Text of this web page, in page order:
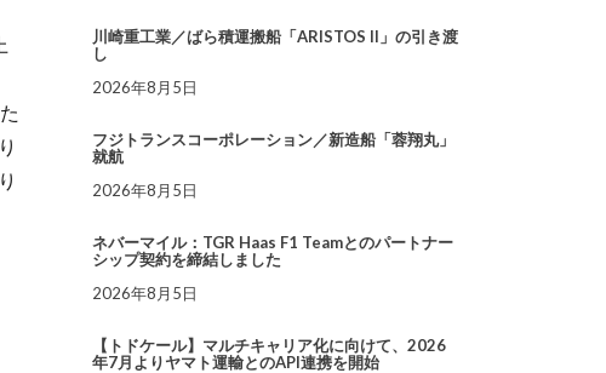
川崎重工業／ばら積運搬船「ARISTOS II」の引き渡
し
2026年8月5日
フジトランスコーポレーション／新造船「蓉翔丸」
就航
2026年8月5日
ネバーマイル：TGR Haas F1 Teamとのパートナー
シップ契約を締結しました
2026年8月5日
【トドケール】マルチキャリア化に向けて、2026
年7月よりヤマト運輸とのAPI連携を開始